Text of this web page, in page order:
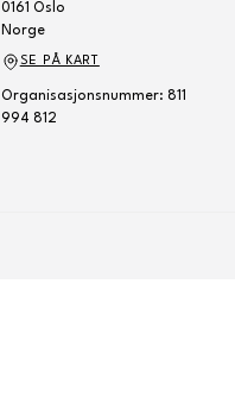
0161 Oslo
Norge
SE PÅ KART
Organisasjonsnummer: 811
994 812